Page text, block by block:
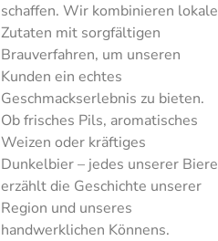
schaffen. Wir kombinieren lokale
Zutaten mit sorgfältigen
Brauverfahren, um unseren
Kunden ein echtes
Geschmackserlebnis zu bieten.
Ob frisches Pils, aromatisches
Weizen oder kräftiges
Dunkelbier – jedes unserer Biere
erzählt die Geschichte unserer
Region und unseres
handwerklichen Könnens.